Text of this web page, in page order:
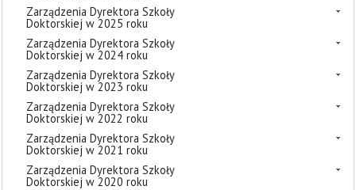
Zarządzenia Dyrektora Szkoły
Doktorskiej w 2025 roku
Zarządzenia Dyrektora Szkoły
Doktorskiej w 2024 roku
Zarządzenia Dyrektora Szkoły
Doktorskiej w 2023 roku
Zarządzenia Dyrektora Szkoły
Doktorskiej w 2022 roku
Zarządzenia Dyrektora Szkoły
Doktorskiej w 2021 roku
Zarządzenia Dyrektora Szkoły
Doktorskiej w 2020 roku